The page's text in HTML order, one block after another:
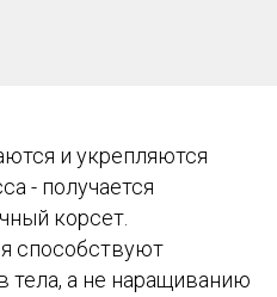
и укрепляются
- получается
корсет.
способствуют
тела, а не наращиванию